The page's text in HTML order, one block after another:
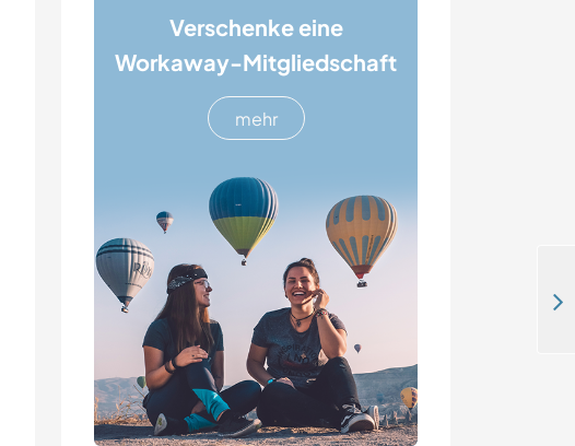
Verschenke eine
Workaway-Mitgliedschaft
mehr